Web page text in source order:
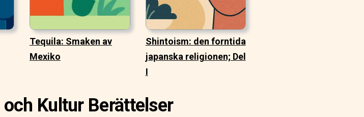
Tequila: Smaken av
Mexiko
Shintoism: den forntida
japanska religionen; Del
I
Kultur Berättelser